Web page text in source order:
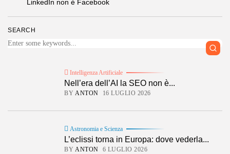
SEARCH
Intelligenza Artificiale
Nell’era dell’AI la SEO non è...
BY ANTON 16 LUGLIO 2026
Astronomia e Scienza
L’eclissi torna in Europa: dove vederla...
BY ANTON 6 LUGLIO 2026
LinkedIn non è Facebook